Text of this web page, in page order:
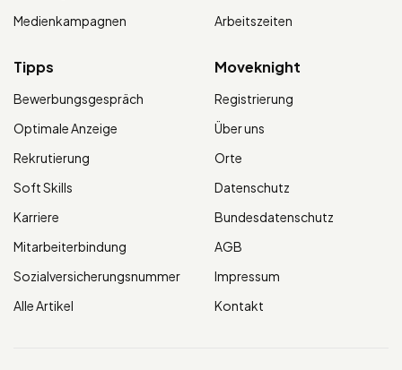
Medienkampagnen
Arbeitszeiten
Tipps
Bewerbungsgespräch
Optimale Anzeige
Rekrutierung
Soft Skills
Karriere
Mitarbeiterbindung
Sozialversicherungsnummer
Alle Artikel
Moveknight
Registrierung
Über uns
Orte
Datenschutz
Bundesdatenschutz
AGB
Impressum
Kontakt